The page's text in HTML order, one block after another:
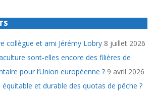
collègue et ami Jérémy Lobry 8 juillet 2026
sont-elles encore des filières de
pour l’Union européenne ? 9 avril 2026
et durable des quotas de pêche ?